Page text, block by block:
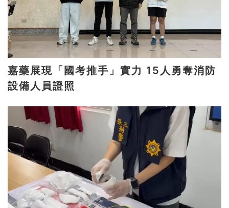
嘉藥展現「國考推手」實力 15人勇奪消防
設備人員證照